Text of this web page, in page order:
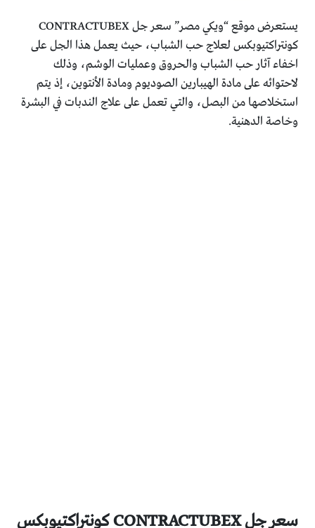
يستعرض موقع “ويكي مصر” سعر جل CONTRACTUBEX
كونتراكتيوبكس لعلاج حب الشباب، حيث يعمل هذا الجل على
اخفاء آثار حب الشباب والحروق وعمليات الوشم، وذلك
لاحتوائه على مادة الهيبارين الصوديوم ومادة الأنتوين، إذ يتم
استخلاصها من البصل، والتي تعمل على علاج الندبات في البشرة
وخاصة الدهنية.
سعر جل CONTRACTUBEX كونتراكتيوبكس